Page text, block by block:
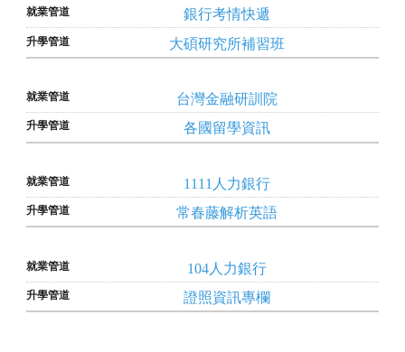
銀行考情快遞
大碩研究所補習班
台灣金融研訓院
各國留學資訊
1111人力銀行
常春藤解析英語
104人力銀行
證照資訊專欄